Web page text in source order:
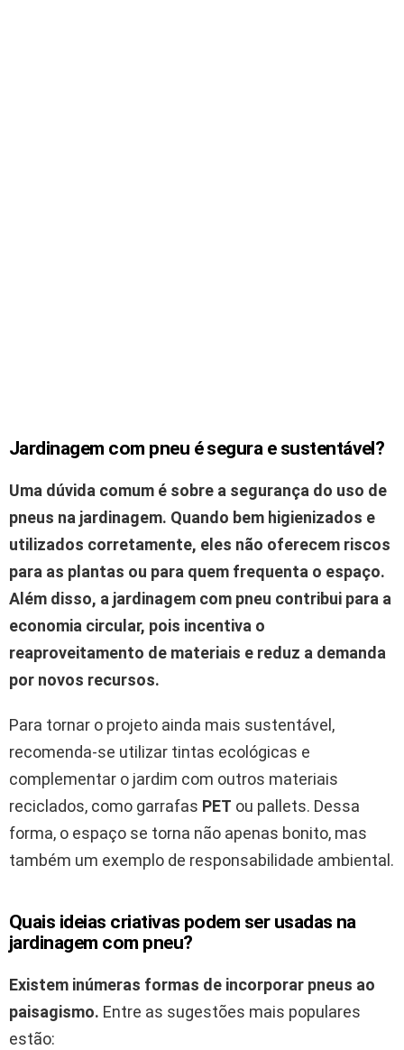
Jardinagem com pneu é segura e sustentável?
Uma dúvida comum é sobre a segurança do uso de
pneus na jardinagem. Quando bem higienizados e
utilizados corretamente, eles não oferecem riscos
para as plantas ou para quem frequenta o espaço.
Além disso, a jardinagem com pneu contribui para a
economia circular, pois incentiva o
reaproveitamento de materiais e reduz a demanda
por novos recursos.
Para tornar o projeto ainda mais sustentável,
recomenda-se utilizar tintas ecológicas e
complementar o jardim com outros materiais
reciclados, como garrafas PET ou pallets. Dessa
forma, o espaço se torna não apenas bonito, mas
também um exemplo de responsabilidade ambiental.
Quais ideias criativas podem ser usadas na
jardinagem com pneu?
Existem inúmeras formas de incorporar pneus ao
paisagismo. Entre as sugestões mais populares
estão: